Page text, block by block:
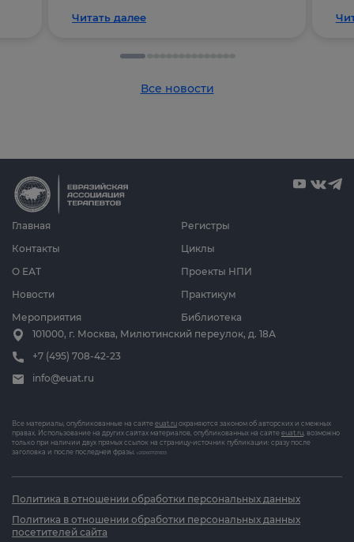
Читать далее
Все новости
Главная
О ЕАТ
Новости
Мероприятия
Циклы
Проекты НПИ
Практикум
Библиотека
Регистры
Контакты
101000, г. Москва, Милютинский переулок, д. 18А
+7 (495) 708-42-23
info@euat.ru
Все материалы, опубликованные на сайте euat.ru охраняются законом об авторских и смежных
правах. Использование на других сайтах материалов, опубликованных на сайте euat.ru, возможно
только при наличии двух прямых ссылок на страницу-источник публикации: сразу после
заголовка и после последней фразы. v202607031833
Политика в отношении обработки персональных данных
Политика в отношении обработки персональных данных
посетителей сайта